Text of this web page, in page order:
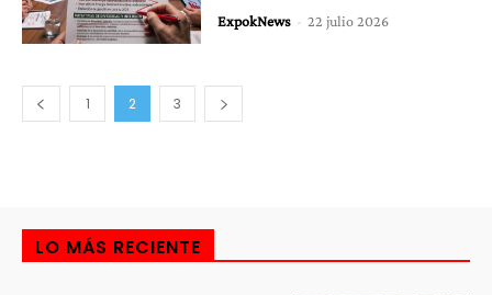
ExpokNews - 22 julio 2026
1 2 3
LO MÁS RECIENTE